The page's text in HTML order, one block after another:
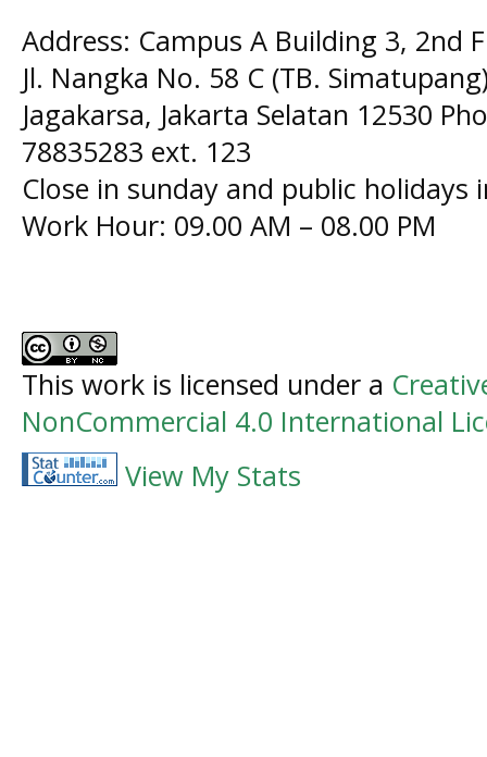
Address: Campus A Building 3, 2nd
Jl. Nangka No. 58 C (TB.
Jagakarsa, Jakarta Selatan 12530
78835283 ext. 123
Close in sunday and public holidays
Work Hour: 09.00 AM – 08.00 PM
This work is licensed under a
NonCommercial 4.0 International
View My Stats